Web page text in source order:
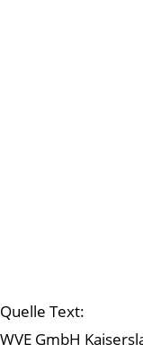
Quelle Text:
WVE GmbH